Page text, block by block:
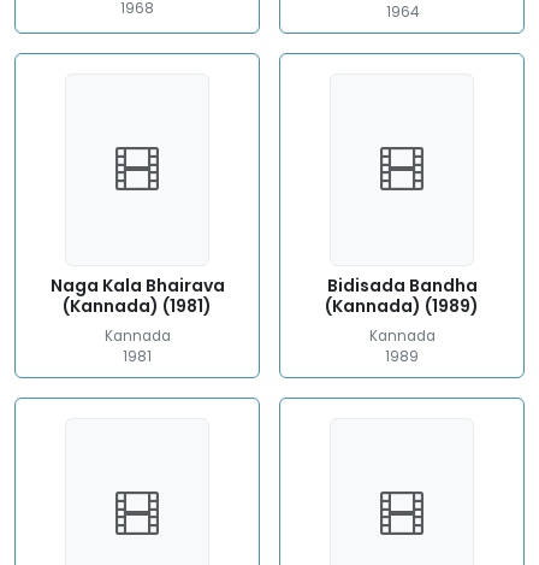
1968
1964
Naga Kala Bhairava
(Kannada) (1981)
Kannada
1981
Bidisada Bandha
(Kannada) (1989)
Kannada
1989